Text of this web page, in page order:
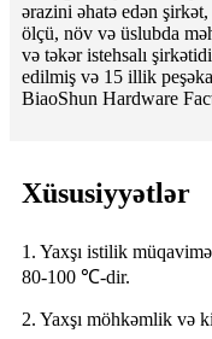
ərazini əhatə edən
ölçü, növ və üslubda
və təkər istehsalı
edilmiş və 15 illik
BiaoShun Hardware
Xüsusiyyətlər
1. Yaxşı istilik
80-100 ℃-dir.
2. Yaxşı möhkəmlik və